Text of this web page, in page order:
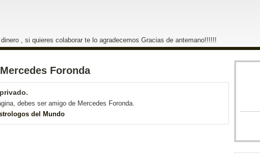
, si quieres colaborar te lo agradecemos Gracias de antemano!!!!!!
Foronda
debes ser amigo de Mercedes Foronda.
del Mundo